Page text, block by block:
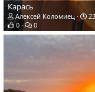
Карась
Алексей Коломиец
0
0